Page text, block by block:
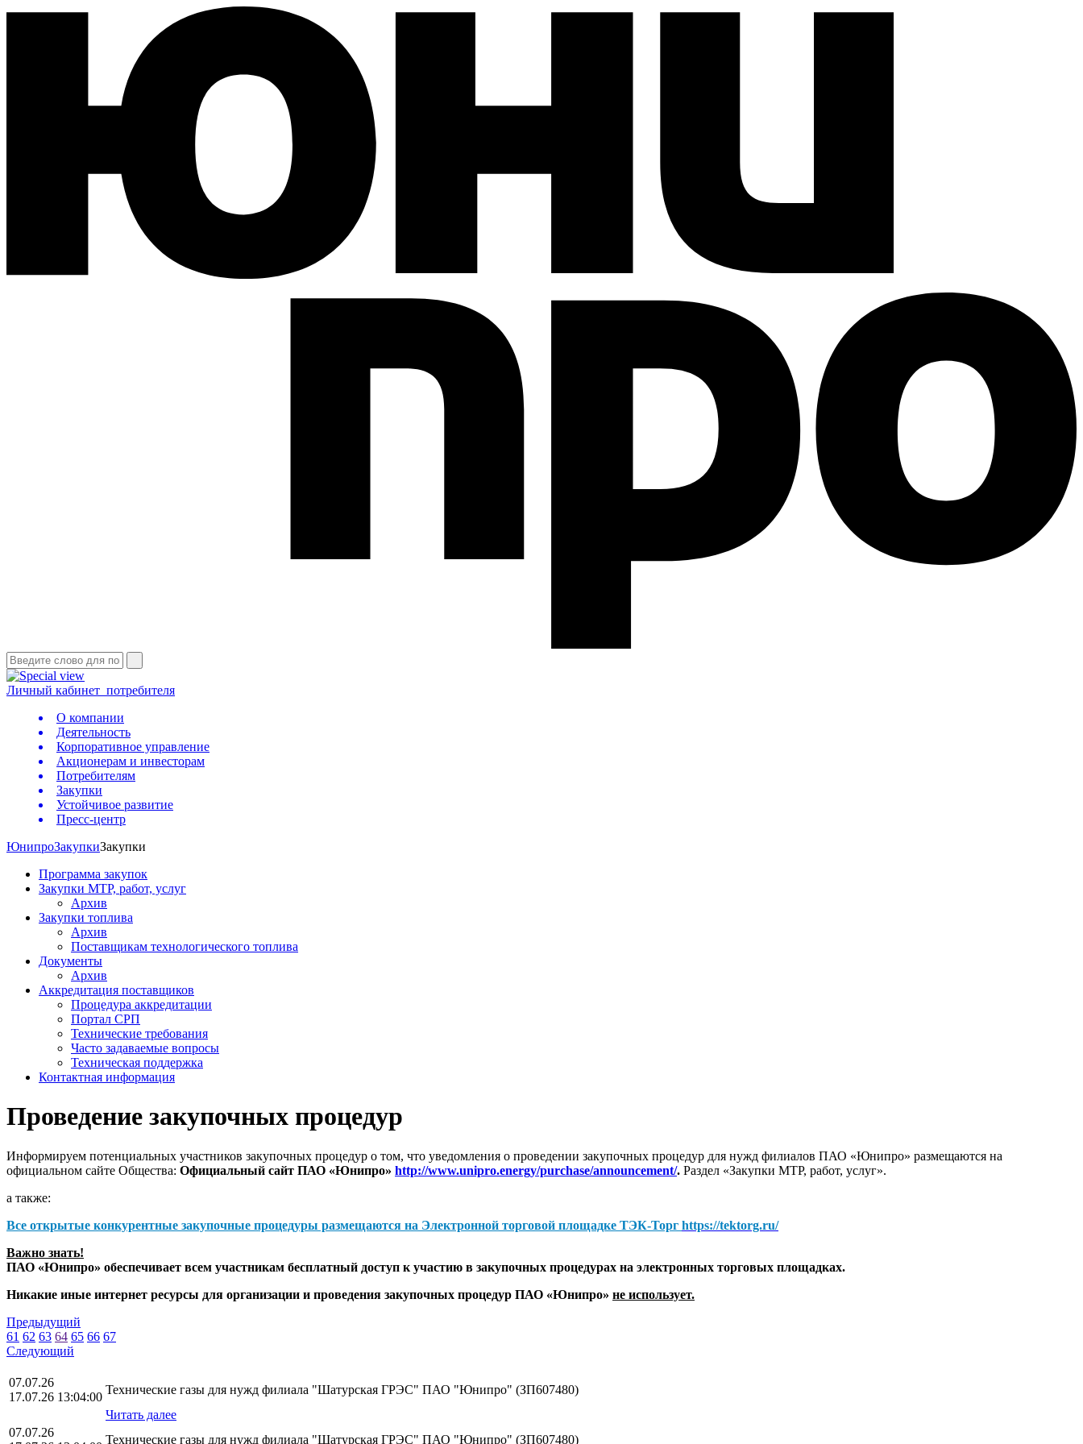
Личный кабинет потребителя
О компании
Деятельность
Корпоративное управление
Акционерам и инвесторам
Потребителям
Закупки
Устойчивое развитие
Пресс-центр
ЮнипроЗакупкиЗакупки
Программа закупок
Закупки МТР, работ, услуг
Архив
Закупки топлива
Архив
Поставщикам технологического топлива
Документы
Архив
Аккредитация поставщиков
Процедура аккредитации
Портал СРП
Технические требования
Часто задаваемые вопросы
Техническая поддержка
Контактная информация
Проведение закупочных процедур
Информируем потенциальных участников закупочных процедур о том, что уведомления о проведении закупочных процедур для нужд филиалов ПАО «Юнипро» размещаются на
официальном сайте Общества: Официальный сайт ПАО «Юнипро» http://www.unipro.energy/purchase/announcement/. Раздел «Закупки МТР, работ, услуг».
а также:
Все открытые конкурентные закупочные процедуры размещаются на Электронной торговой площадке ТЭК-Торг https://tektorg.ru/
Важно знать!
ПАО «Юнипро» обеспечивает всем участникам бесплатный доступ к участию в закупочных процедурах на электронных торговых площадках.
Никакие иные интернет ресурсы для организации и проведения закупочных процедур ПАО «Юнипро» не использует.
Предыдущий
61 62 63 64 65 66 67
Следующий
07.07.26
17.07.26 13:04:00
Технические газы для нужд филиала "Шатурская ГРЭС" ПАО "Юнипро" (ЗП607480)
Читать далее
07.07.26
Технические газы для нужд филиала "Шатурская ГРЭС" ПАО "Юнипро" (ЗП607480)